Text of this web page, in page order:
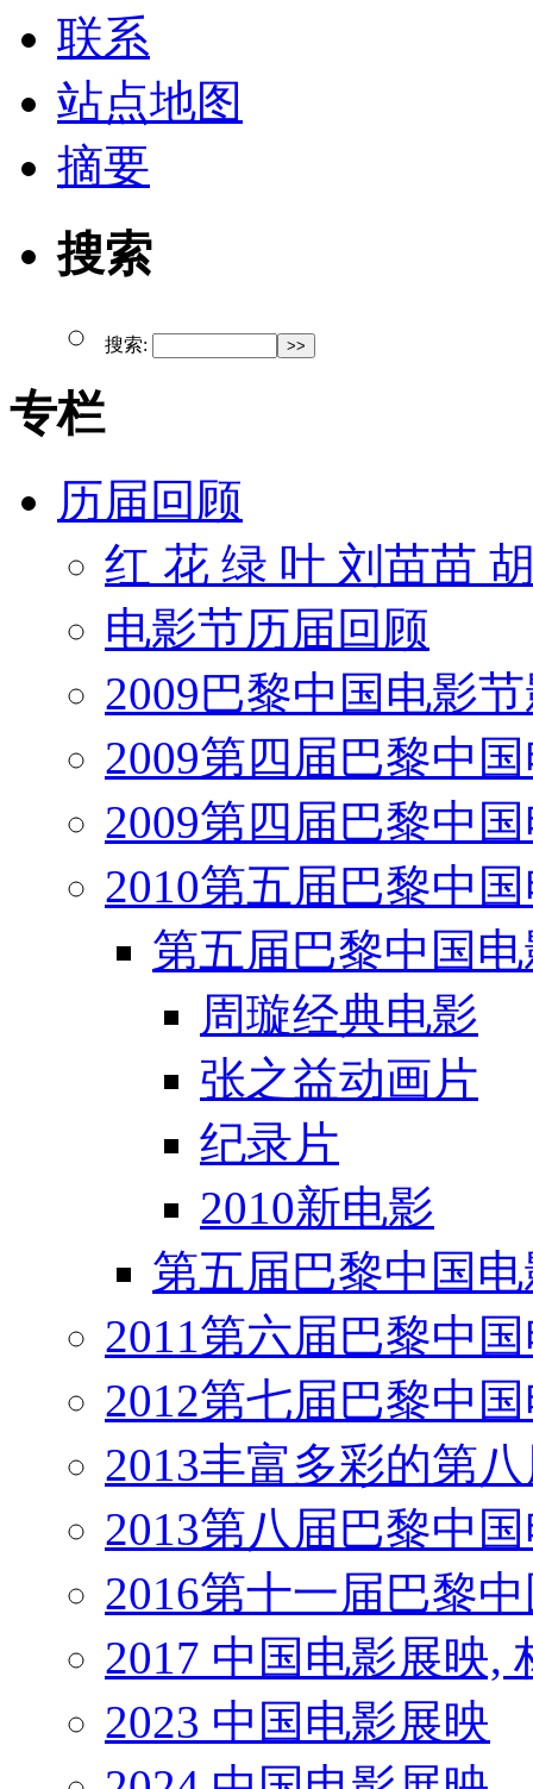
联系
站点地图
摘要
搜索
搜索:
专栏
历届回顾
红 花 绿 叶 刘苗苗
电影节历届回顾
2009巴黎中国电影
2009第四届巴黎中
2009第四届巴黎中
2010第五届巴黎中
第五届巴黎中国
周璇经典电影
张之益动画片
纪录片
2010新电影
第五届巴黎中国
2011第六届巴黎中
2012第七届巴黎中
2013丰富多彩的第
2013第八届巴黎中
2016第十一届巴黎
2017 中国电影展映,
2023 中国电影展映